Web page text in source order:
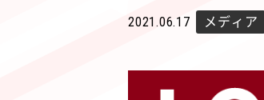
2021.06.17 メディア